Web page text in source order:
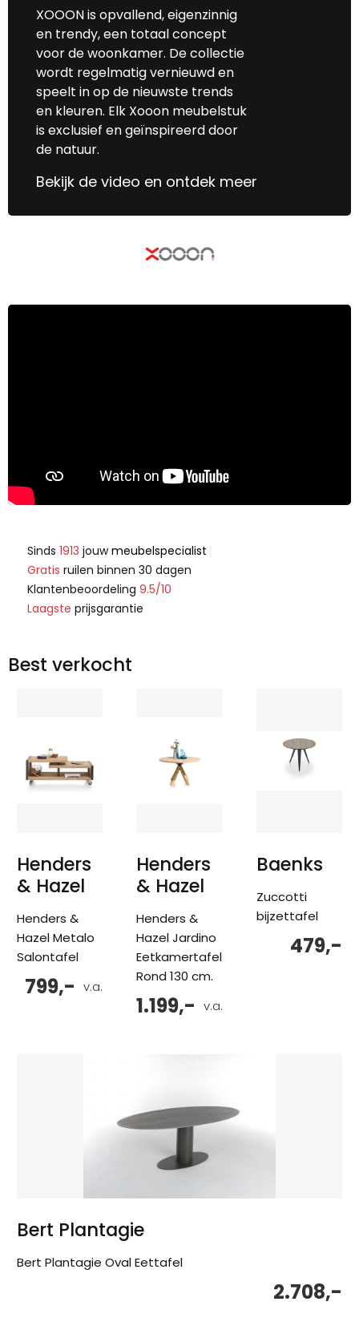
XOOON is opvallend, eigenzinnig
en trendy, een totaal concept
voor de woonkamer. De collectie
wordt regelmatig vernieuwd en
speelt in op de nieuwste trends
en kleuren. Elk Xooon meubelstuk
is exclusief en geïnspireerd door
de natuur.
Bekijk de video en ontdek meer
Sinds 1913 jouwmeubelspecialist
Gratis ruilen binnen 30 dagen
Klantenbeoordeling 9.5/10
Laagste prijsgarantie
Best verkocht
Henders
& Hazel
Henders &
Hazel Metalo
Salontafel
v.a.
799,-
Henders
& Hazel
Henders &
Hazel Jardino
Eetkamertafel
Rond 130 cm.
v.a.
1.199,-
Baenks
Zuccotti
bijzettafel
479,-
Bert Plantagie
Bert Plantagie Oval Eettafel
2.708,-